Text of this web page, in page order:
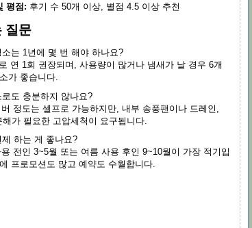
평점: 후기 수 50개 이상, 별점 4.5 이상 추천
질문
는 1년에 몇 번 해야 하나요?
연 1회 권장되며, 사용량이 많거나 냄새가 날 경우 6개
가 좋습니다.
도 충분하지 않나요?
정도는 셀프로 가능하지만, 내부 송풍팬이나 드레인,
가 필요한 고압세척이 요구됩니다.
하는 게 좋나요?
전인 3~5월 또는 여름 사용 후인 9~10월이 가장 적기입
프로모션도 많고 예약도 수월합니다.